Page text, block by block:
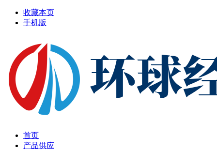
收藏本页
手机版
首页
产品供应